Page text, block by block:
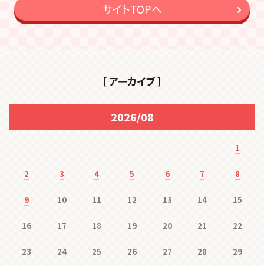
サイトTOPへ
［ アーカイブ ］
2026/08
1
2 3 4 5 6 7 8
9 10 11 12 13 14 15
16 17 18 19 20 21 22
23 24 25 26 27 28 29